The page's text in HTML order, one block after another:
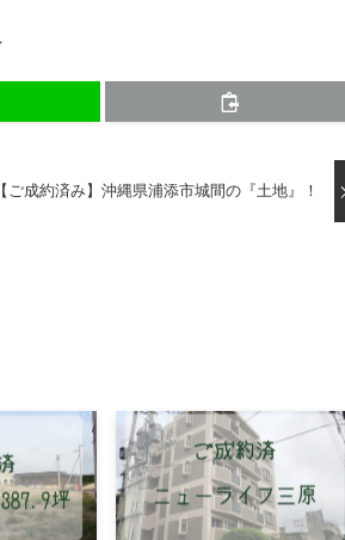
【ご成約済み】沖縄県浦添市城間の『土地』！